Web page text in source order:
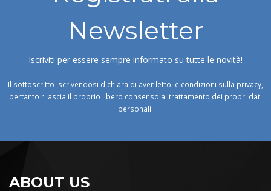
Newsletter
Iscriviti per essere sempre informato su tutte le novità!
Il sottoscritto iscrivendosi dichiara di aver letto le condizioni sulla privacy,
pertanto rilascia il proprio libero consenso al trattamento dei propri dati
personali.
ABOUT US